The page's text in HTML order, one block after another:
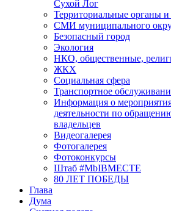
Сухой Лог
Территориальные органы и
СМИ муниципального
Безопасный город
Экология
НКО, общественные,
ЖКХ
Социальная сфера
Транспортное
Информация о
деятельности по
владельцев
Видеогалерея
Фотогалерея
Фотоконкурсы
Штаб #MbIBMECTE
80 ЛЕТ ПОБЕДЫ
Глава
Дума